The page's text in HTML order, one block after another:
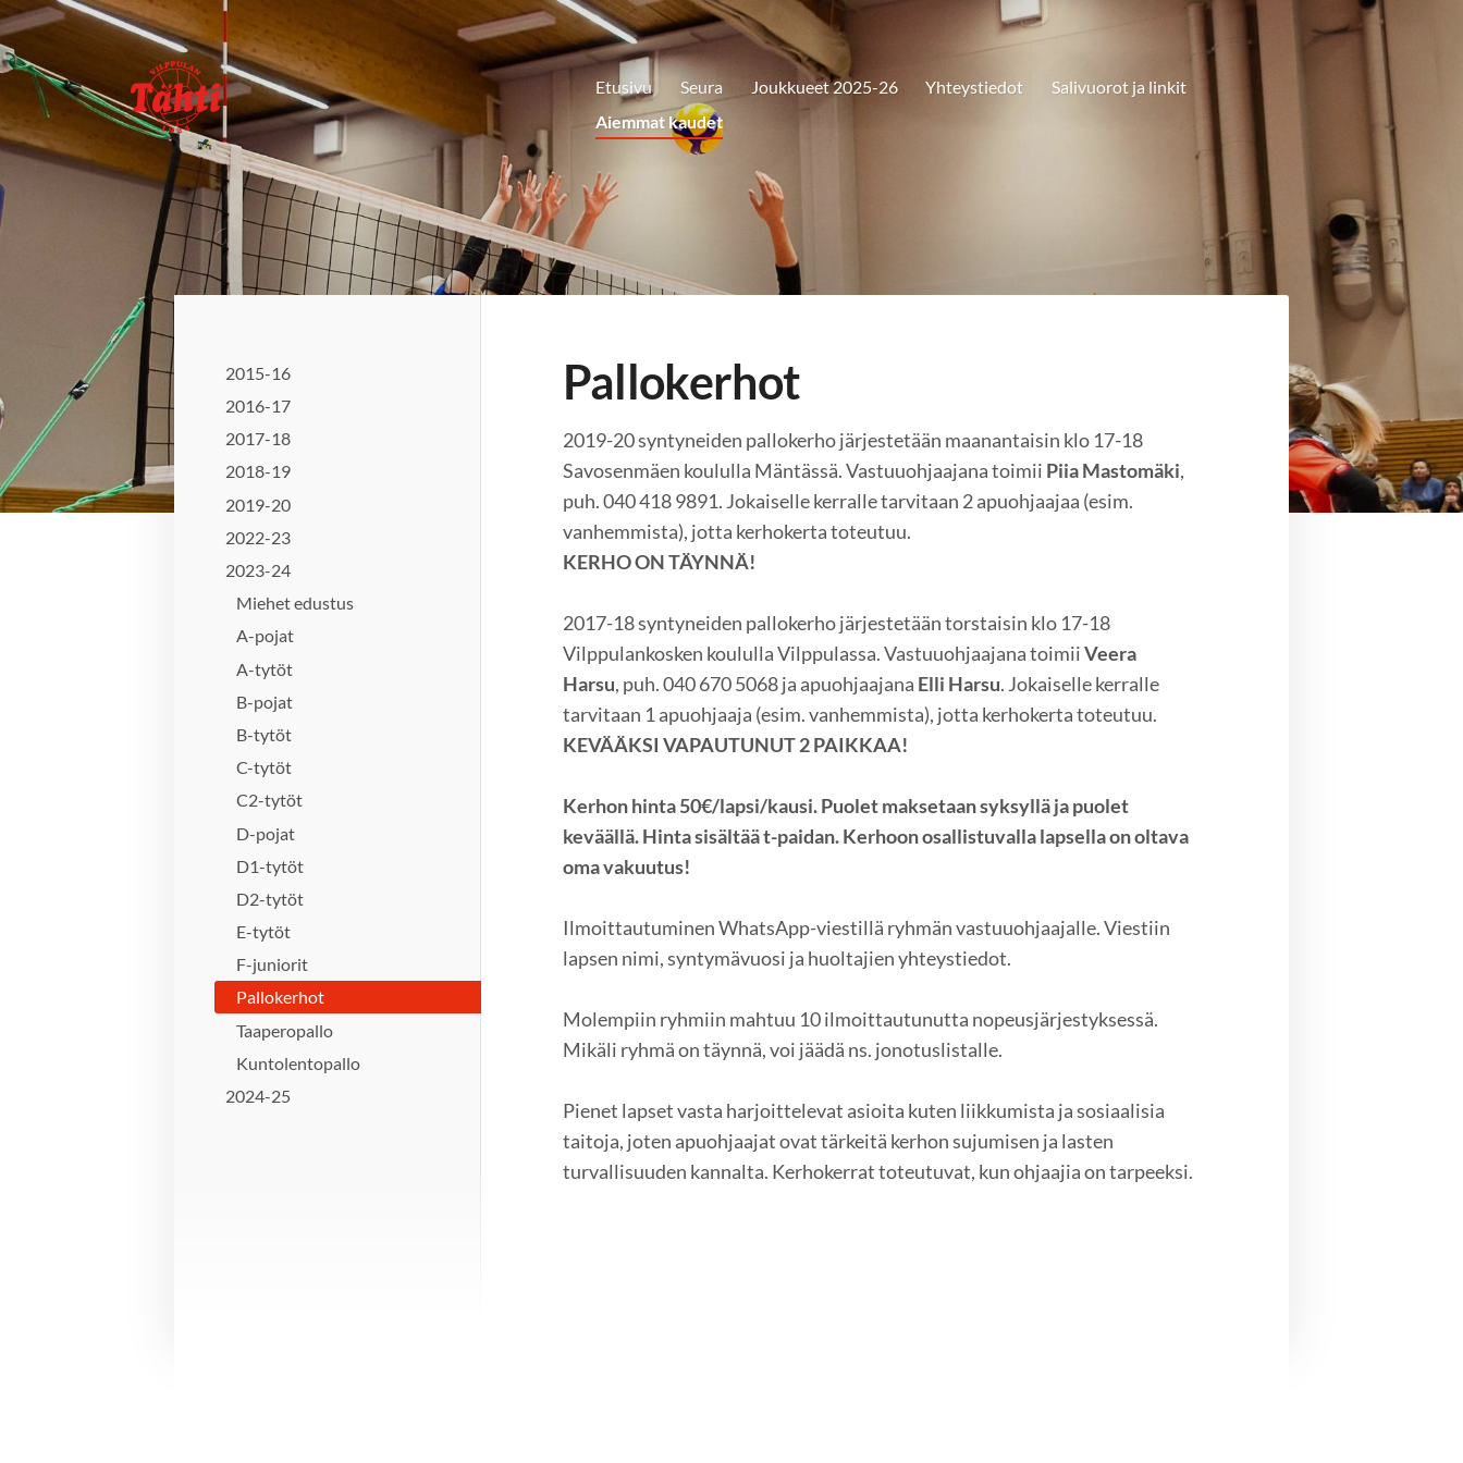
Siirry
sivun
sisältöön
Vilppulan Tähti ry
Etusivu Seura Joukkueet 2025-26 Yhteystiedot
Salivuorot ja linkit
Aiemmat kaudet
2015-16
2016-17
2017-18
2018-19
2019-20
2022-23
2023-24
Miehet edustus
A-pojat
A-tytöt
B-pojat
B-tytöt
C-tytöt
C2-tytöt
D-pojat
D1-tytöt
D2-tytöt
E-tytöt
F-juniorit
Pallokerhot
Taaperopallo
Kuntolentopallo
2024-25
Pallokerhot
2019-20 syntyneiden pallokerho järjestetään maanantaisin klo 17-18
Savosenmäen koululla Mäntässä. Vastuuohjaajana toimii Piia Mastomäki,
puh. 040 418 9891. Jokaiselle kerralle tarvitaan 2 apuohjaajaa (esim.
vanhemmista), jotta kerhokerta toteutuu.
KERHO ON TÄYNNÄ!
2017-18 syntyneiden pallokerho järjestetään torstaisin klo 17-18
Vilppulankosken koululla Vilppulassa. Vastuuohjaajana toimiiVeera
Harsu, puh. 040 670 5068 ja apuohjaajana Elli Harsu. Jokaiselle kerralle
tarvitaan 1 apuohjaaja (esim. vanhemmista), jotta kerhokerta toteutuu.
⁠⁠⁠⁠⁠⁠⁠KEVÄÄKSI VAPAUTUNUT 2 PAIKKAA!
Kerhon hinta 50€/lapsi/kausi. Puolet maksetaan syksyllä ja puolet
keväällä. Hinta sisältää t-paidan. Kerhoon osallistuvalla lapsella on oltava
oma vakuutus!
Ilmoittautuminen WhatsApp-viestillä ryhmän vastuuohjaajalle. Viestiin
lapsen nimi, syntymävuosi ja huoltajien yhteystiedot.
Molempiin ryhmiin mahtuu 10 ilmoittautunutta nopeusjärjestyksessä.
Mikäli ryhmä on täynnä, voi jäädä ns. jonotuslistalle.
Pienet lapset vasta harjoittelevat asioita kuten liikkumista ja sosiaalisia
taitoja, joten apuohjaajat ovat tärkeitä kerhon sujumisen ja lasten
turvallisuuden kannalta. Kerhokerrat toteutuvat, kun ohjaajia on tarpeeksi.